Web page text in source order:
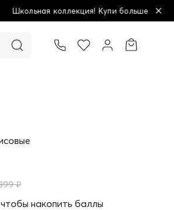
- плати меньше!
₽
накопить баллы
Товар добавлен в корзину